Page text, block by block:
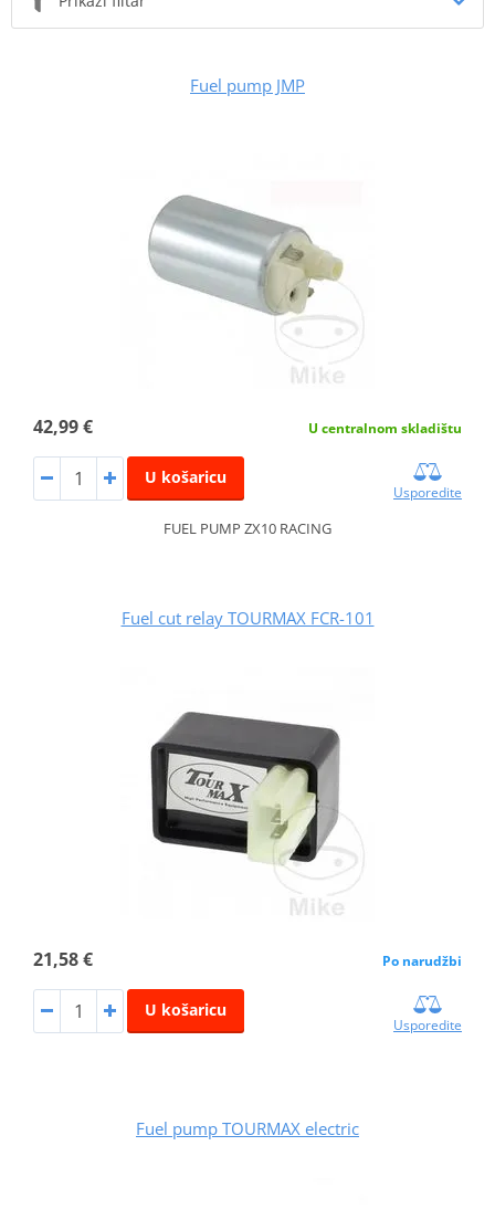
Fuel pump JMP
42,99 € U centralnom skladištu
U košaricu
Usporedite
FUEL PUMP ZX10 RACING
Fuel cut relay TOURMAX FCR-101
21,58 € Po narudžbi
U košaricu
Usporedite
Fuel pump TOURMAX electric